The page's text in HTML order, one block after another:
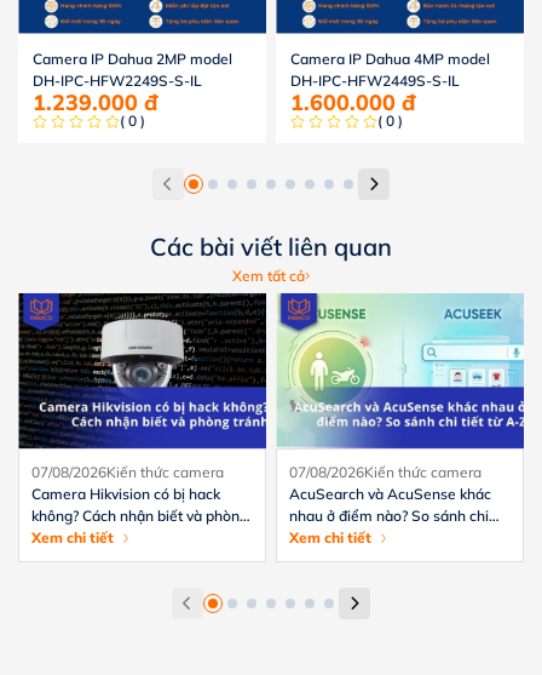
Camera IP Dahua 2MP model
DH-IPC-HFW2249S-S-IL
1.239.000 đ
( 0 )
Camera IP Dahua 4MP model
DH-IPC-HFW2449S-S-IL
1.600.000 đ
( 0 )
Các bài viết liên quan
Xem tất cả
07/08/2026Kiến thức camera
Camera Hikvision có bị hack
không? Cách nhận biết và phòng
tránh hiệu quả
Xem chi tiết
07/08/2026Kiến thức camera
AcuSearch và AcuSense khác
nhau ở điểm nào? So sánh chi
tiết từ A-Z
Xem chi tiết